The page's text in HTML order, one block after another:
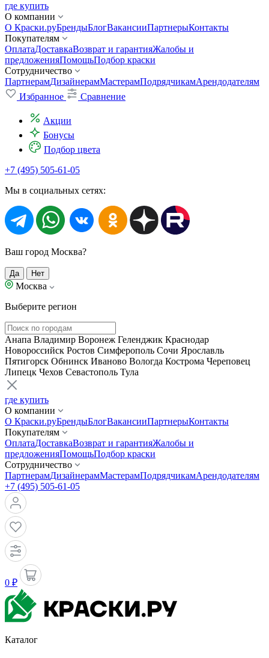
где купить
О компании
О Краски.руБрендыБлогВакансииПартнерыКонтакты
Покупателям
ОплатаДоставкаВозврат и гарантияЖалобы и
предложенияПомощьПодбор краски
Сотрудничество
ПартнерамДизайнерамМастерамПодрядчикамАрендодателям
Избранное
Сравнение
Акции
Бонусы
Подбор цвета
+7 (495) 505-61-05
Мы в социальных сетях:
Ваш город Москва?
Да Нет
Москва
Выберите регион
Анапа Владимир Воронеж Геленджик Краснодар
Новороссийск Ростов Симферополь Сочи Ярославль
Пятигорск Обнинск Иваново Вологда Кострома Череповец
Липецк Чехов Севастополь Тула
где купить
О компании
О Краски.руБрендыБлогВакансииПартнерыКонтакты
Покупателям
ОплатаДоставкаВозврат и гарантияЖалобы и
предложенияПомощьПодбор краски
Сотрудничество
ПартнерамДизайнерамМастерамПодрядчикамАрендодателям
+7 (495) 505-61-05
0 ₽
Каталог